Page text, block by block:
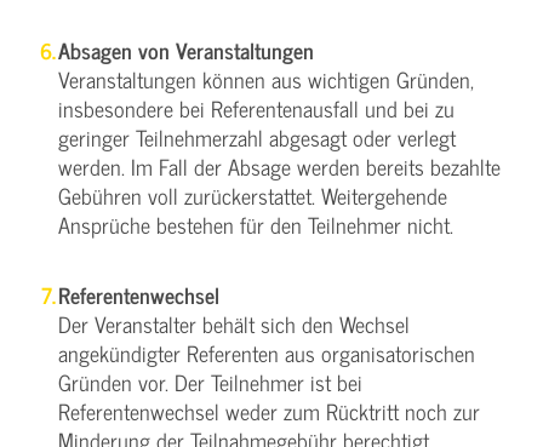
Absagen von Veranstaltungen
Veranstaltungen können aus wichtigen Gründen,
insbesondere bei Referentenausfall und bei zu
geringer Teilnehmerzahl abgesagt oder verlegt
werden. Im Fall der Absage werden bereits bezahlte
Gebühren voll zurückerstattet. Weitergehende
Ansprüche bestehen für den Teilnehmer nicht.
Referentenwechsel
Der Veranstalter behält sich den Wechsel
angekündigter Referenten aus organisatorischen
Gründen vor. Der Teilnehmer ist bei
Referentenwechsel weder zum Rücktritt noch zur